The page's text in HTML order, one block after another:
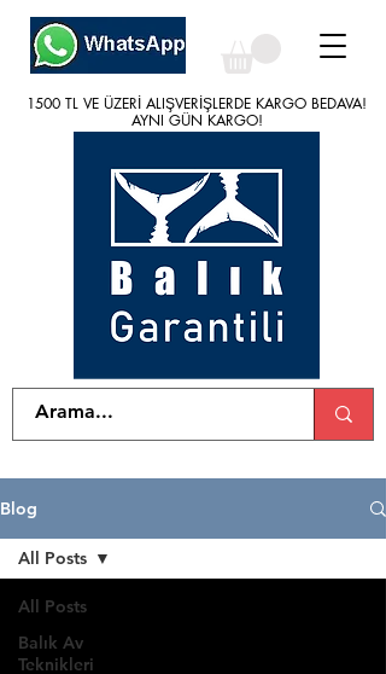
1500 TL VE ÜZERİ ALIŞVERİŞLERDE KARGO BEDAVA!
AYNI GÜN KARGO!
1500 TL VE ÜZERİ ALIŞVERİŞLERDE KARGO BEDAVA!
AYNI GÜN KARGO!
Blog
All Posts
Balık Av
Teknikleri
All Posts